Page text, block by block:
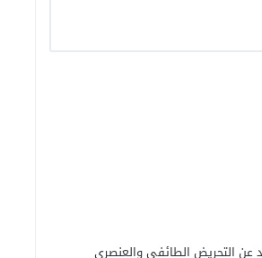
عن التحريض الطائفي والعنصري